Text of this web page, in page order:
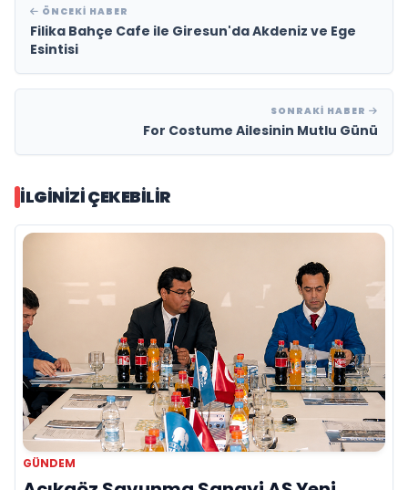
ÖNCEKI HABER
Filika Bahçe Cafe ile Giresun'da Akdeniz ve Ege
Esintisi
SONRAKI HABER
For Costume Ailesinin Mutlu Günü
İLGINIZI ÇEKEBILIR
GÜNDEM